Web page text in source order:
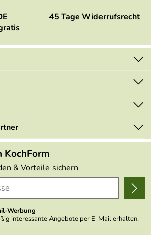
45 Tage Widerrufsrecht
KochForm
& Vorteile sichern
Werbung
interessante Angebote per E-Mail erhalten.
wird nicht an andere Unternehmen